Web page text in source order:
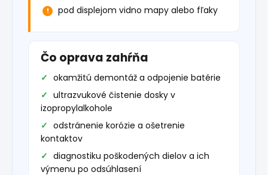
pod displejom vidno mapy alebo fľaky
Čo oprava zahŕňa
okamžitú demontáž a odpojenie batérie
ultrazvukové čistenie dosky v
izopropylalkohole
odstránenie korózie a ošetrenie
kontaktov
diagnostiku poškodených dielov a ich
výmenu po odsúhlasení